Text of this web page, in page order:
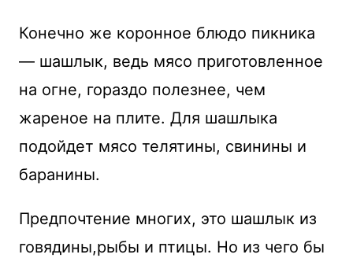
Конечно же коронное блюдо пикника
— шашлык, ведь мясо приготовленное
на огне, гораздо полезнее, чем
жареное на плите. Для шашлыка
подойдет мясо телятины, свинины и
баранины.
Предпочтение многих, это шашлык из
говядины,рыбы и птицы. Но из чего бы